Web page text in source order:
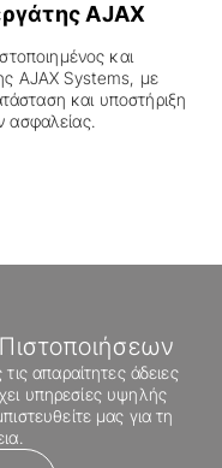
AJAX
και
AJAX Systems, με
και υποστήριξη
ασφαλείας.
απαραίτητες άδειες
υπηρεσίες υψηλής
μας για τη